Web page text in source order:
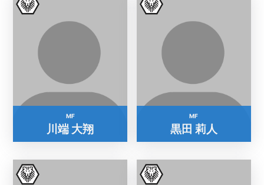
MF
川端 大翔
MF
黒田 莉人